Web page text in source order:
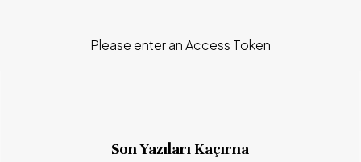
Please enter an Access Token
Son Yazıları Kaçırna